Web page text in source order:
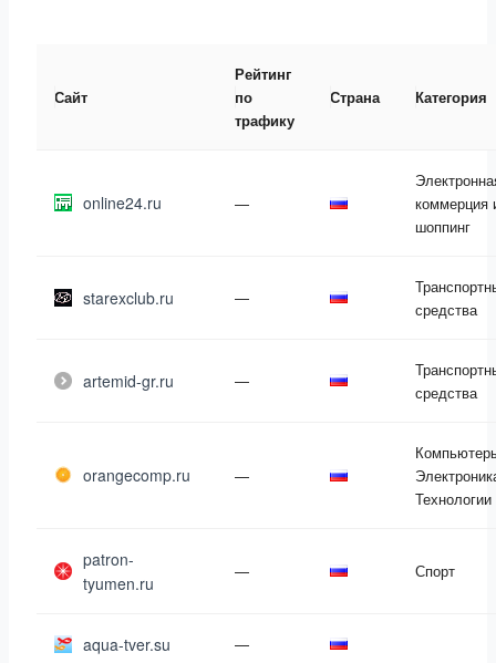
Сайт
Рейтинг
по
трафику
Страна Категория
online24.ru —
коммерция
шоппинг
starexclub.ru —
средства
artemid-gr.ru —
средства
orangecomp.ru —
Технологии
patron-
tyumen.ru
— Спорт
aqua-tver.su —